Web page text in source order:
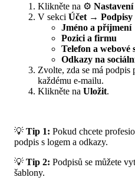
Klikněte na ⚙️ Nastavení
V sekci Účet →
Jméno a příjmení
Pozici a firmu
Telefon a webové
Odkazy na
Zvolte, zda se má
každému e-mailu.
Klikněte na Uložit.
💡 Tip 1: Pokud chcete
podpis s logem a odkazy.
💡 Tip 2: Podpisů se můžete
šablony.